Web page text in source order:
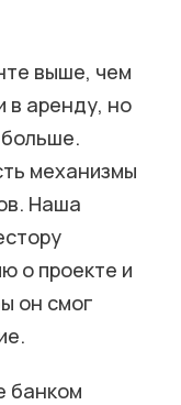
выше, чем
в аренду, но
механизмы
Наша
о проекте и
он смог
банком